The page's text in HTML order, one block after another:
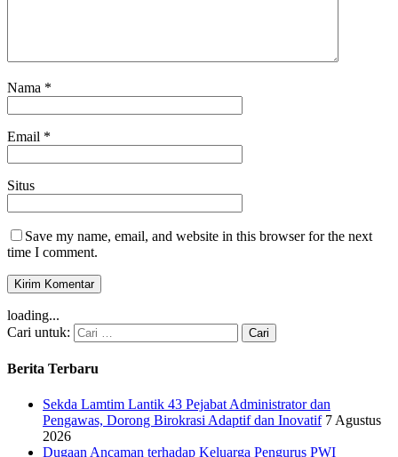
Nama *
Email *
Situs
Save my name, email, and website in this browser for the next
time I comment.
loading...
Cari untuk:
Berita Terbaru
Sekda Lamtim Lantik 43 Pejabat Administrator dan
Pengawas, Dorong Birokrasi Adaptif dan Inovatif 7 Agustus
2026
Dugaan Ancaman terhadap Keluarga Pengurus PWI